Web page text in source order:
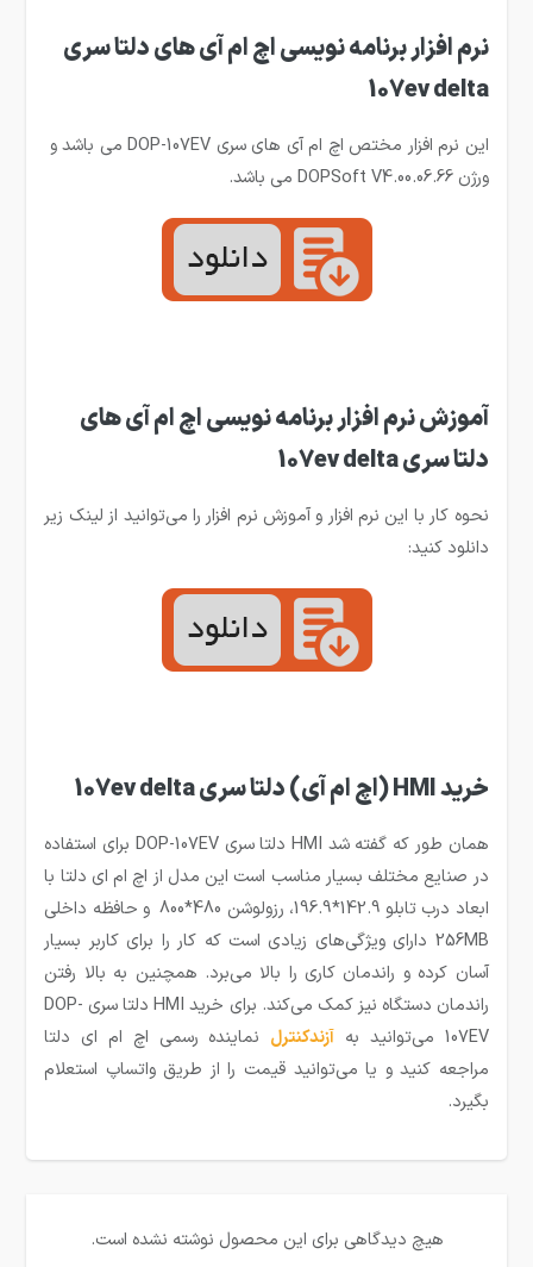
نرم افزار برنامه نویسی اچ ام آی های دلتا سری
107ev delta
این نرم افزار مختص اچ ام آی های سری DOP-107EV می باشد و
ورژن DOPSoft V4.00.06.66 می باشد.
آموزش نرم افزار برنامه نویسی اچ ام آی های
دلتا سری 107ev delta
نحوه کار با این نرم افزار و آموزش نرم افزار را می‌توانید از لینک زیر
دانلود کنید:
خرید HMI (اچ ام آی) دلتا سری 107ev delta
همان طور که گفته شد HMI دلتا سری DOP-107EV برای استفاده
در صنایع مختلف بسیار مناسب است این مدل از اچ ام ای دلتا با
ابعاد درب تابلو 142.9*196.9، رزولوشن 480*800 و حافظه داخلی
256MB دارای ویژگی‌های زیادی است که کار را برای کاربر بسیار
آسان کرده و راندمان کاری را بالا می‌برد. همچنین به بالا رفتن
راندمان دستگاه نیز کمک می‌کند. برای خرید HMI دلتا سری DOP-
107EV می‌توانید به
آزندکنترل نماینده رسمی اچ ام ای دلتا
مراجعه کنید و یا می‌توانید قیمت را از طریق واتساپ استعلام
بگیرد.
هیچ دیدگاهی برای این محصول نوشته نشده است.